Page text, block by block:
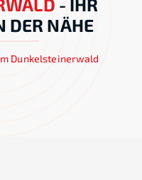
DER NÄHE
Dunkelsteinerwald